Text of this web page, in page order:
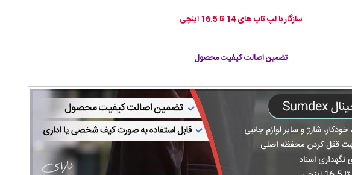
سازگار با لپ تاپ های 14 تا 16.5 اینچی
تضمین اصالت کیفیت محصول